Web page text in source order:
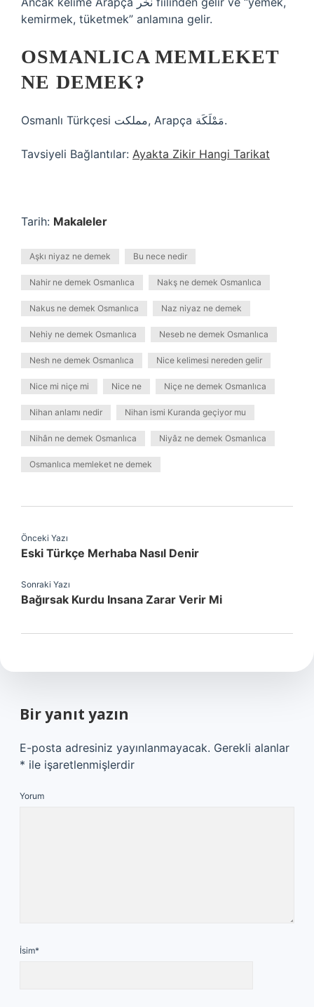
kemirmek, tüketmek” anlamına gelir.
OSMANLICA MEMLEKET
NE DEMEK?
Osmanlı Türkçesi مملكت‎, Arapça مَمْلَكَة‎‎.
Tavsiyeli Bağlantılar: Ayakta Zikir Hangi Tarikat
Tarih: Makaleler
Aşkı niyaz ne demek Bu nece nedir
Nahir ne demek Osmanlıca Nakş ne demek Osmanlıca
Nakus ne demek Osmanlıca Naz niyaz ne demek
Nehiy ne demek Osmanlıca Neseb ne demek Osmanlıca
Nesh ne demek Osmanlıca Nice kelimesi nereden gelir
Nice mi niçe mi Nice ne Niçe ne demek Osmanlıca
Nihan anlamı nedir Nihan ismi Kuranda geçiyor mu
Nihân ne demek Osmanlıca Niyâz ne demek Osmanlıca
Osmanlıca memleket ne demek
Önceki Yazı
Eski Türkçe Merhaba Nasıl Denir
Sonraki Yazı
Bağırsak Kurdu Insana Zarar Verir Mi
Bir yanıt yazın
E-posta adresiniz yayınlanmayacak. Gerekli alanlar
* ile işaretlenmişlerdir
Yorum
İsim*